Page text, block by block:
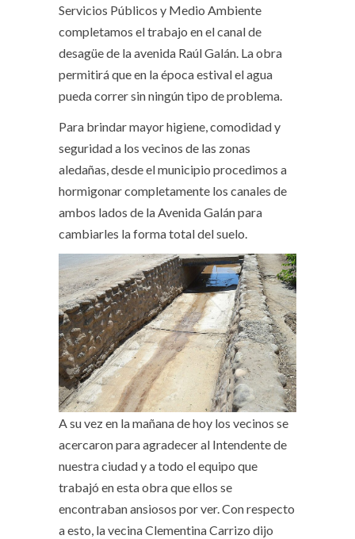
Servicios Públicos y Medio Ambiente
completamos el trabajo en el canal de
desagüe de la avenida Raúl Galán. La obra
permitirá que en la época estival el agua
pueda correr sin ningún tipo de problema.
Para brindar mayor higiene, comodidad y
seguridad a los vecinos de las zonas
aledañas, desde el municipio procedimos a
hormigonar completamente los canales de
ambos lados de la Avenida Galán para
cambiarles la forma total del suelo.
A su vez en la mañana de hoy los vecinos se
acercaron para agradecer al Intendente de
nuestra ciudad y a todo el equipo que
trabajó en esta obra que ellos se
encontraban ansiosos por ver. Con respecto
a esto, la vecina Clementina Carrizo dijo